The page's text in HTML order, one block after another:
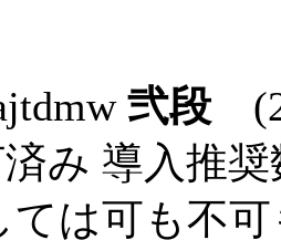
弐段
み 導入推
ては可も不